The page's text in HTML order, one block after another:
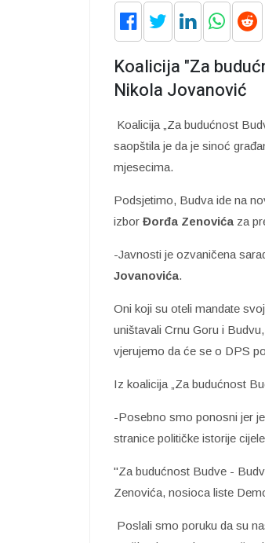
Koalicija "Za
Nikola Jovanović
Koalicija „Za budućnost
saopštila je da je sinoć
mjesecima.
Podsjetimo, Budva ide na
izbor Đorđa Zenovića za
-Javnosti je ozvaničena
Jovanovića.
Oni koji su oteli mandate
uništavali Crnu Goru i
vjerujemo da će se o DPS
Iz koalicija „Za budućnost
-Posebno smo ponosni jer
stranice političke istorije
"Za budućnost Budve -
Zenovića, nosioca liste
Poslali smo poruku da su